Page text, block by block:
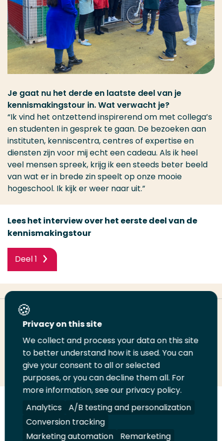
Je gaat nu het derde en laatste deel van je
kennismakingstour in. Wat verwacht je?
“Ik vind het ontzettend inspirerend om met collega’s
en studenten in gesprek te gaan. De bezoeken aan
instituten, kenniscentra, centres of expertise en
diensten zijn voor mij echt een cadeau. Als ik heel
veel mensen spreek, krijg ik een steeds beter beeld
van wat er in brede zin speelt op onze mooie
hogeschool. Ik kijk er weer naar uit.”
Lees het interview over het eerste deel van de
kennismakingstour
Deel 1
Deel deze pagina
Deel
LinkedIn
Deel
op
Twitter
Deel
op
Facebook
Email
deze
pagina
Print
deze
pagina
Volg
ons
op
Volg
ons
op
Volg
ons
op
Volg
ons
op
Juridisch Security A-Z Index Contact
Privacy on this site
We collect and process your data on this site
to better understand how it is used. You can
give your consent to all or selected
purposes, or you can decline them all. For
more information, see our privacy policy.
Analytics
A/B testing and personalization
Conversion tracking
Marketing automation
Remarketing